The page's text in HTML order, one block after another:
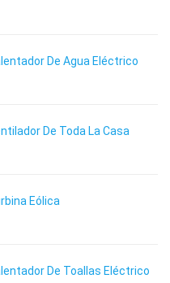
De Agua Eléctrico
De Toda La Casa
Eólica
De Toallas Eléctrico